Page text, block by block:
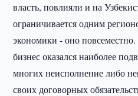
власть, повлияли и на
ограничивается одним
экономики - оно
бизнес оказался наиболее
многих неисполнение либо
своих договорных